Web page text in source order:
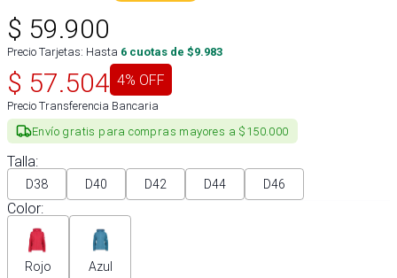
$ 59.900
Precio Tarjetas: Hasta 6 cuotas de $9.983
$ 57.504 4% OFF
Precio Transferencia Bancaria
Envío gratis para compras mayores a $150.000
Talla:
D38 D40 D42 D44 D46
Color:
Rojo Azul